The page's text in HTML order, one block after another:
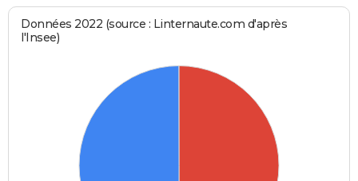
Données 2022 (source : Linternaute.com d'après
l'Insee)